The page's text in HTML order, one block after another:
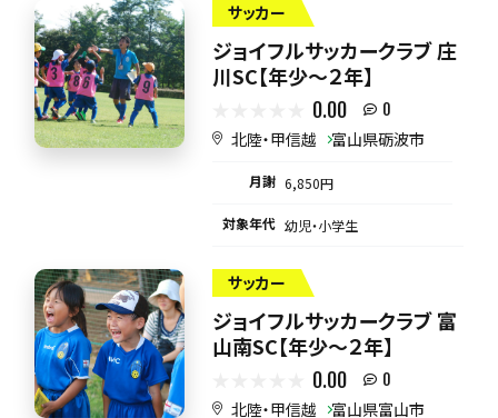
サッカー
ジョイフルサッカークラブ 庄
川SC【年少～２年】
0.00 0
北陸・甲信越 富山県砺波市
月謝 6,850円
対象年代 幼児・小学生
サッカー
ジョイフルサッカークラブ 富
山南SC【年少～２年】
0.00 0
北陸・甲信越 富山県富山市